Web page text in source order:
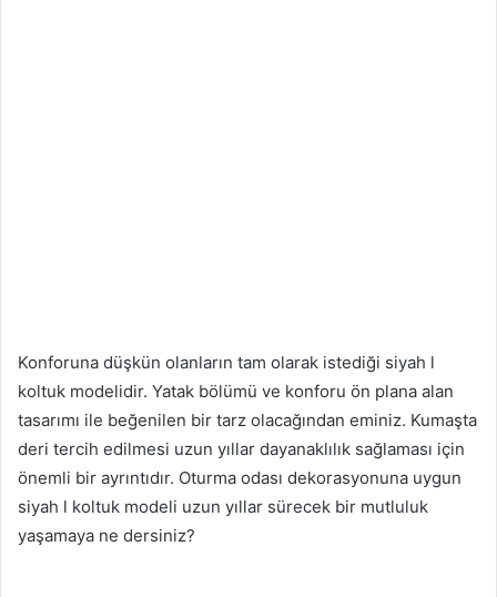
Konforuna düşkün olanların tam olarak istediği siyah l
koltuk modelidir. Yatak bölümü ve konforu ön plana alan
tasarımı ile beğenilen bir tarz olacağından eminiz. Kumaşta
deri tercih edilmesi uzun yıllar dayanaklılık sağlaması için
önemli bir ayrıntıdır. Oturma odası dekorasyonuna uygun
siyah l koltuk modeli uzun yıllar sürecek bir mutluluk
yaşamaya ne dersiniz?